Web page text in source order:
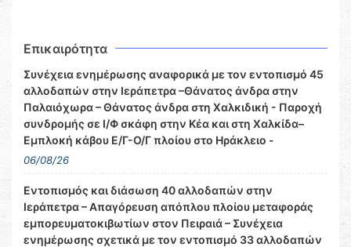
Επικαιρότητα
Συνέχεια ενημέρωσης αναφορικά με τον εντοπισμό 45
αλλοδαπών στην Ιεράπετρα –Θάνατος άνδρα στην
Παλαιόχωρα – Θάνατος άνδρα στη Χαλκιδική - Παροχή
συνδρομής σε Ι/Φ σκάφη στην Κέα και στη Χαλκίδα–
Εμπλοκή κάβου Ε/Γ-Ο/Γ πλοίου στο Ηράκλειο -
06/08/26
Εντοπισμός και διάσωση 40 αλλοδαπών στην
Ιεράπετρα – Απαγόρευση απόπλου πλοίου μεταφοράς
εμπορευματοκιβωτίων στον Πειραιά – Συνέχεια
ενημέρωσης σχετικά με τον εντοπισμό 33 αλλοδαπών